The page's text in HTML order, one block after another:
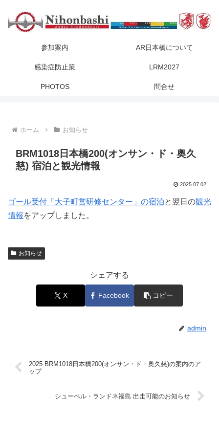
参加案内 AR日本橋について
感染症防止策 LRM2027
PHOTOS 問合せ
ホーム お知らせ
BRM1018日本橋200(オンサン・ド・奥久
慈) 宿泊と観光情報
2025.07.02
ゴール受付「大子町営研修センター」の宿泊と翌日の観光
情報 をアップしました。
お知らせ
シェアする
X Facebook コピー
admin
2025 BRM1018日本橋200(オンサン・ド・奥久慈)の案内のア
ップ
シューペル・ランドネ福島 出走可能のお知らせ